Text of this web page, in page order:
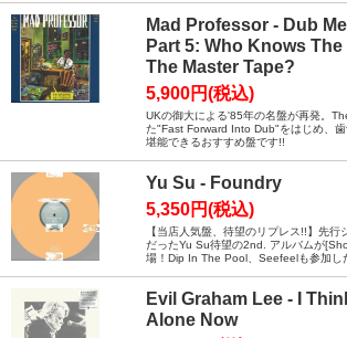
Mad Professor - Dub
Part 5: Who Knows The
The Master Tape?
5,900円(税込)
UKの御大による'85年の名盤が再発。
た"Fast Forward Into Dub"をはじめ、
堪能できるおすすめ盤です!!
Yu Su - Foundry
5,350円(税込)
【当店人気盤、待望のリプレス!!】先行
だったYu Su待望の2nd. アルバムが
場！Dip In The Pool、Seefeelも参加し
Evil Graham Lee - I
Alone Now